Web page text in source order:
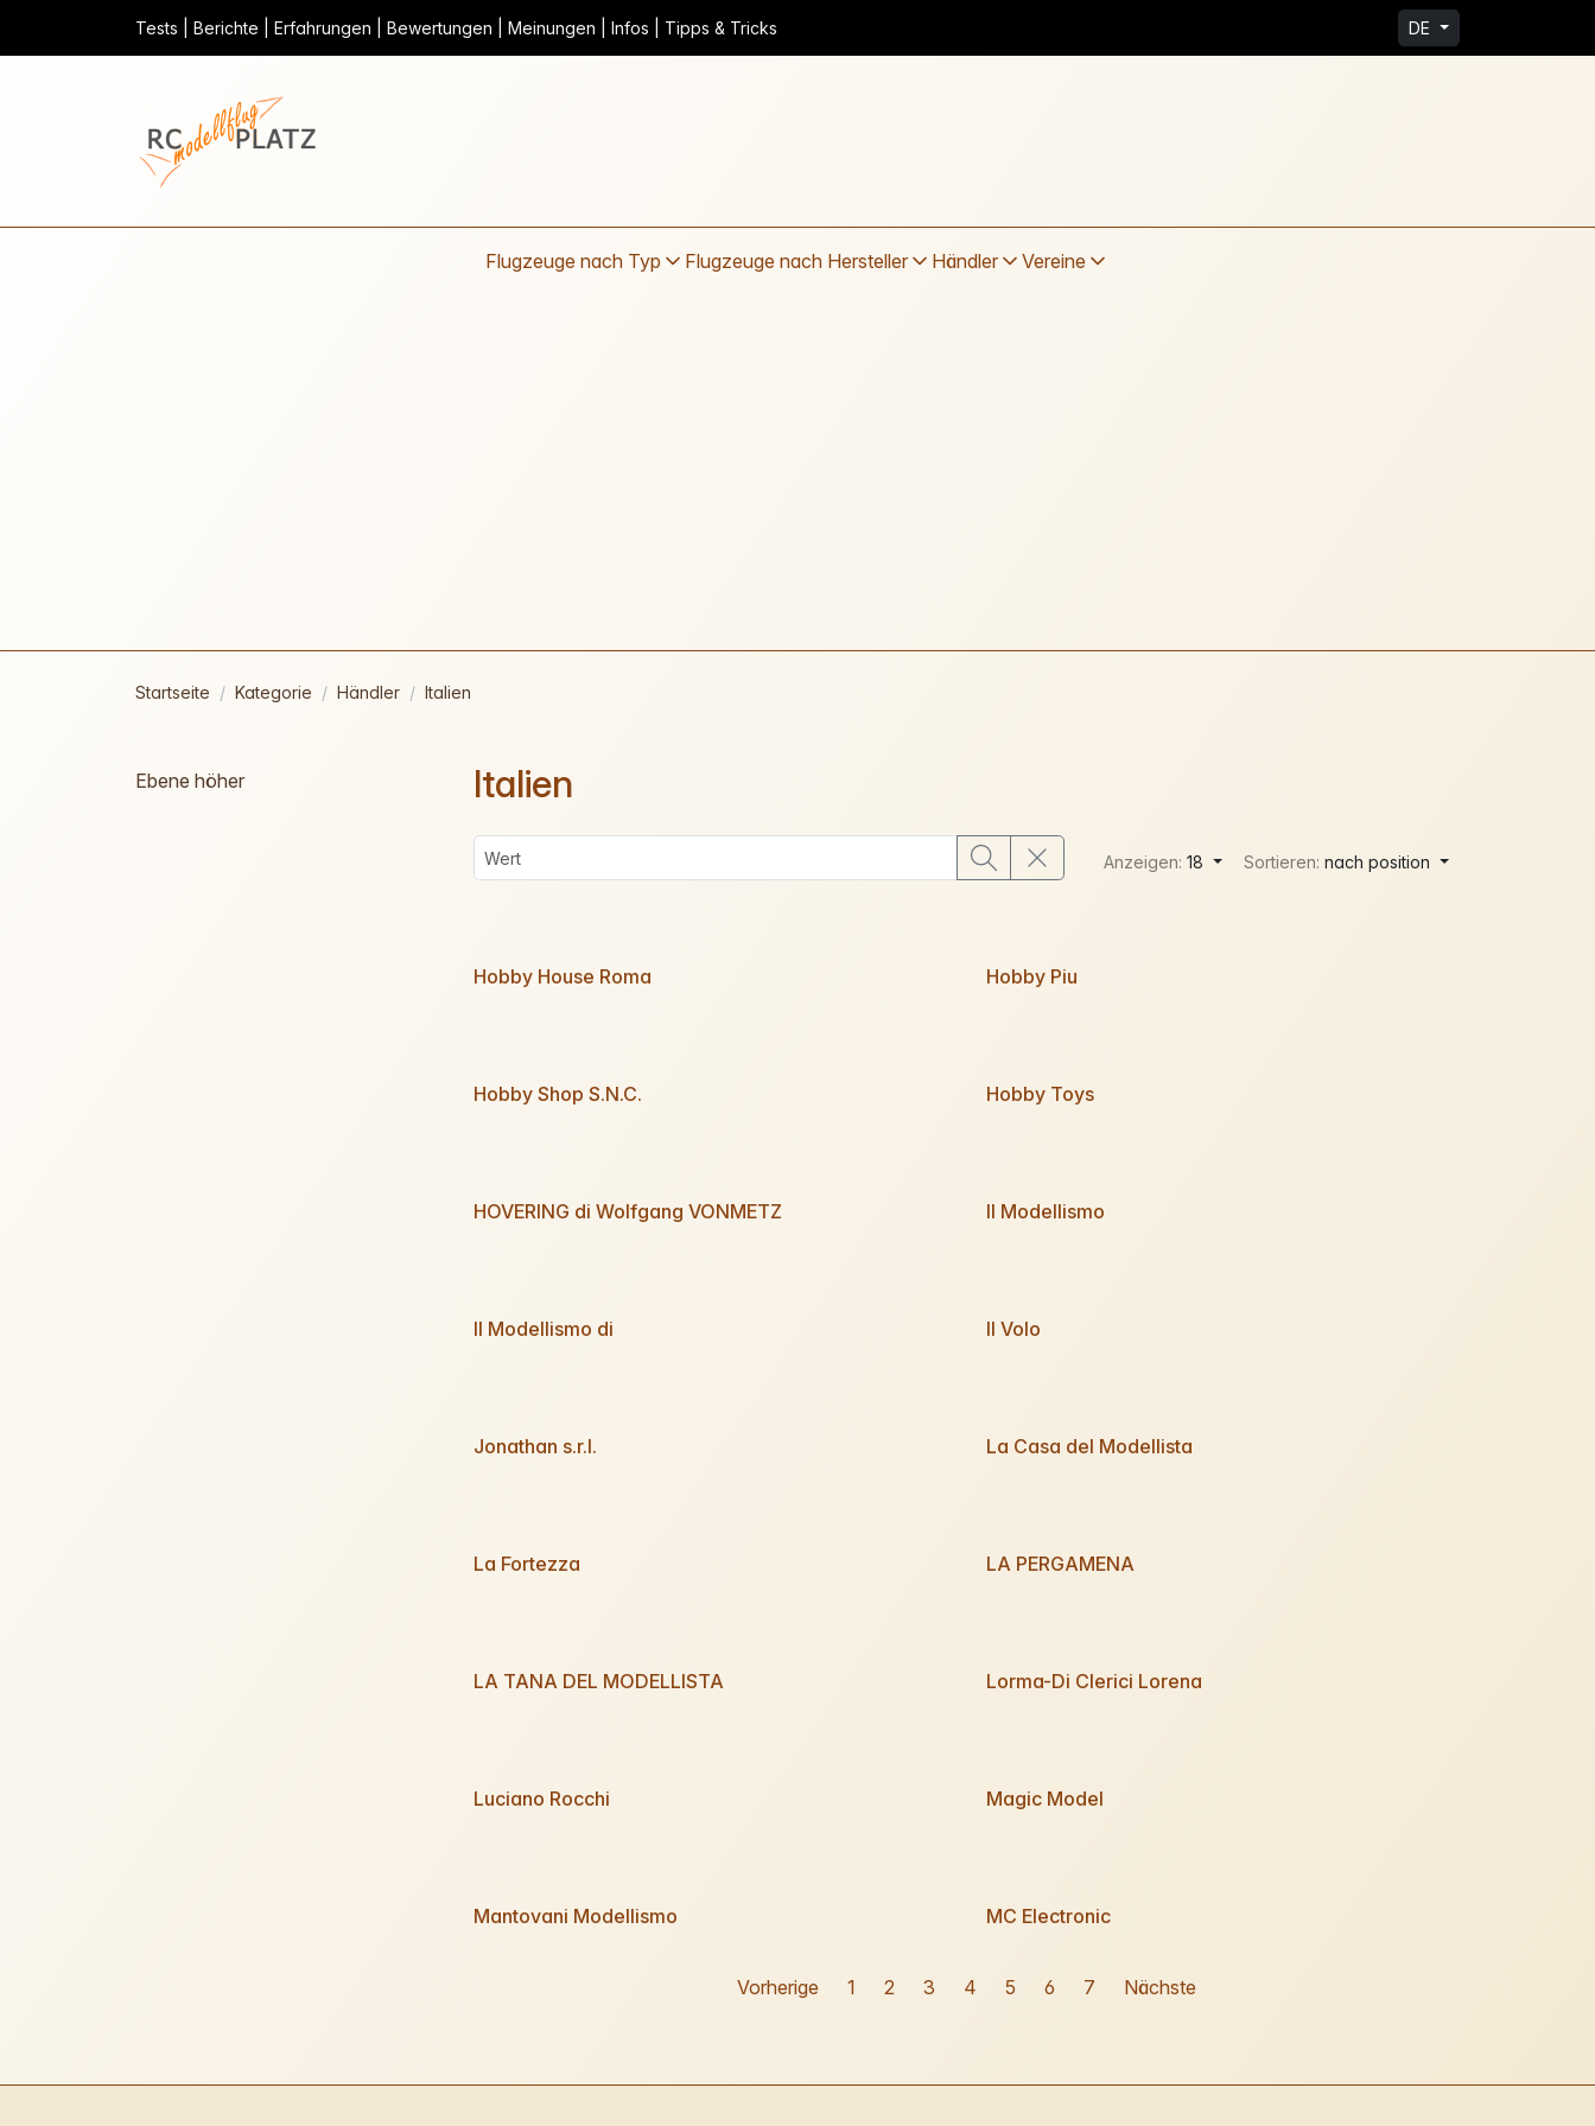
Tests | Berichte | Erfahrungen | Bewertungen | Meinungen | Infos | Tipps & Tricks DE
Flugzeuge nach Typ Flugzeuge nach Hersteller Händler Vereine
Startseite Kategorie Händler Italien
Ebene höher Italien
Anzeigen:18 Sortieren:nach position
Hobby House Roma Hobby Piu
Hobby Shop S.N.C. Hobby Toys
HOVERING di Wolfgang VONMETZ Il Modellismo
Il Modellismo di Il Volo
Jonathan s.r.l. La Casa del Modellista
La Fortezza LA PERGAMENA
LA TANA DEL MODELLISTA Lorma-Di Clerici Lorena
Luciano Rocchi Magic Model
Mantovani Modellismo MC Electronic
Vorherige 1 2 3 4 5 6 7 Nächste